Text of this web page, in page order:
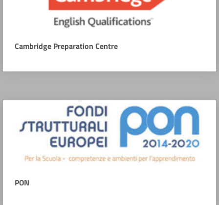
Cambridge Preparation Centre
PON